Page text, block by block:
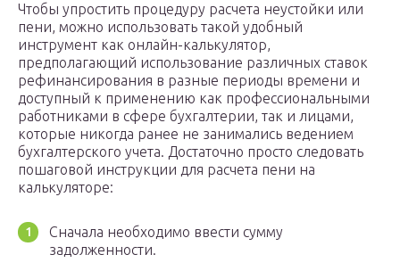
Чтобы упростить процедуру расчета неустойки или
пени, можно использовать такой удобный
инструмент как онлайн-калькулятор,
предполагающий использование различных ставок
рефинансирования в разные периоды времени и
доступный к применению как профессиональными
работниками в сфере бухгалтерии, так и лицами,
которые никогда ранее не занимались ведением
бухгалтерского учета. Достаточно просто следовать
пошаговой инструкции для расчета пени на
калькуляторе:
Сначала необходимо ввести сумму
задолженности.